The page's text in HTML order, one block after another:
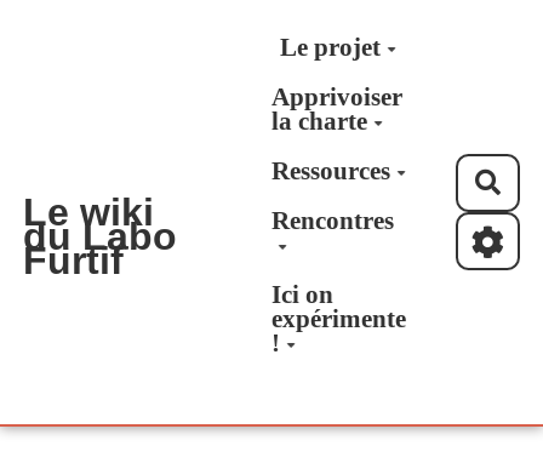
Aller au contenu principal
Le wiki
du Labo
Furtif
Le projet
Apprivoiser
la charte
Ressources
Rencontres
Ici on
expérimente
!